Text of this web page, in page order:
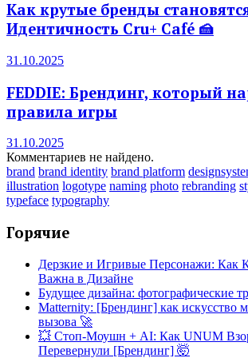
Как крутые бренды
Идентичность Cru+ Café 🍰
31.10.2025
FEDDIE: Брендинг, который
правила игры
31.10.2025
Комментариев не найдено.
brand brand identity brand platform
illustration logotype naming photo rebranding
typeface typography
Горячие
Дерзкие и Игривые Персонажи: Как
Важна в Дизайне
Будущее дизайна: фотографические
Matternity: [Брендинг] как искусство
вызова 🚀
💥 Стоп-Моушн + AI: Как UNUM
Перевернули [Брендинг] 🤯